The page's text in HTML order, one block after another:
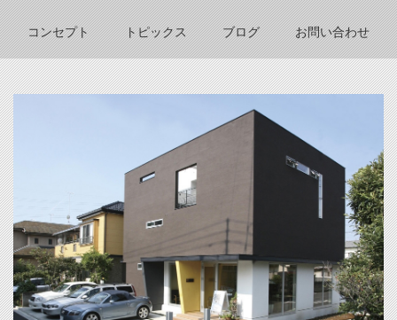
コンセプト トピックス ブログ お問い合わせ